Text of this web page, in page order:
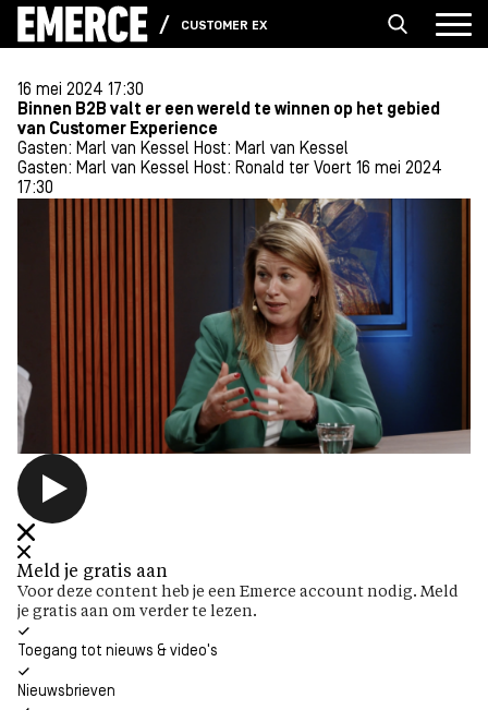
CUSTOMER EXPERIENCE
16 mei 2024 17:30
Binnen B2B valt er een wereld te winnen op het gebied
van Customer Experience
Gasten: Marl van Kessel Host: Marl van Kessel
Gasten: Marl van Kessel Host: Ronald ter Voert 16 mei 2024
17:30
Meld je gratis aan
Voor deze content heb je een Emerce account nodig. Meld
je gratis aan om verder te lezen.
Toegang tot nieuws & video's
Nieuwsbrieven